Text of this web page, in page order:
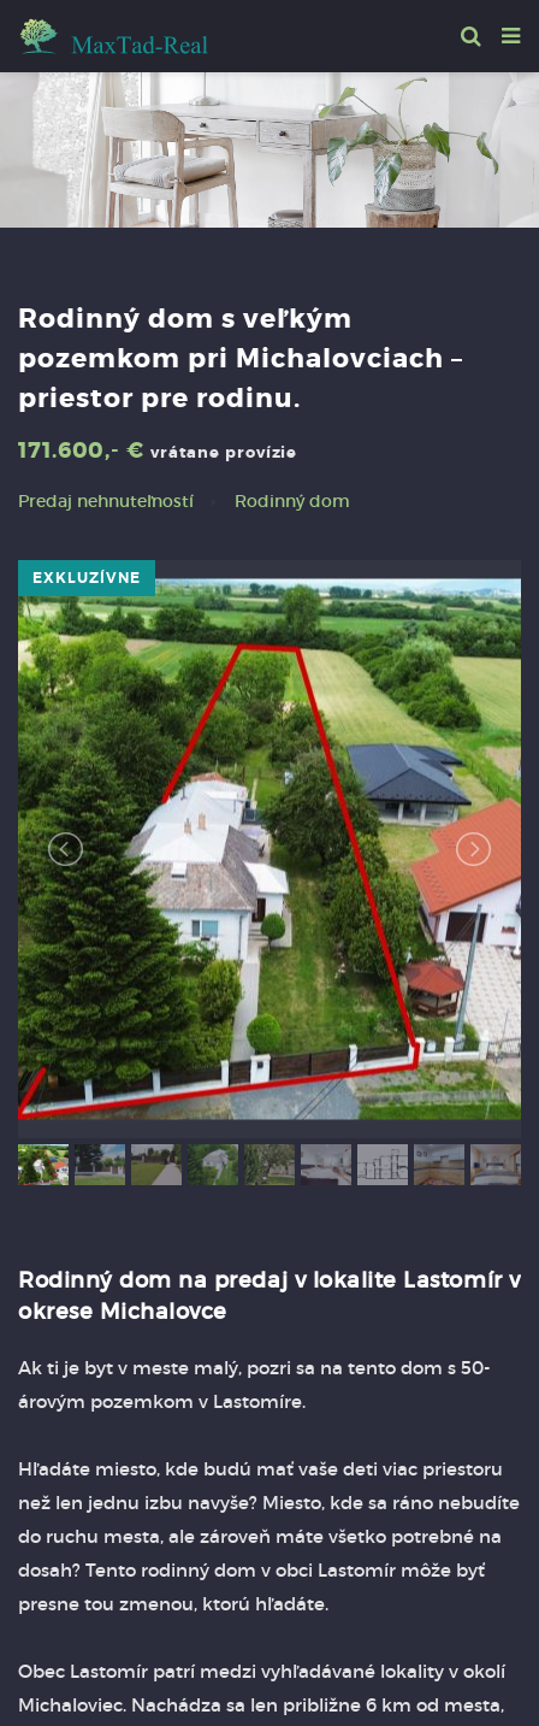
Rodinný dom s veľkým
pozemkom pri Michalovciach –
priestor pre rodinu.
171.600,- € vrátane provízie
Predaj nehnuteľností Rodinný dom
EXKLUZÍVNE
Rodinný dom na predaj v lokalite Lastomír v
okrese Michalovce
Ak ti je byt v meste malý, pozri sa na tento dom s 50-
árovým pozemkom v Lastomíre.
Hľadáte miesto, kde budú mať vaše deti viac priestoru
než len jednu izbu navyše? Miesto, kde sa ráno nebudíte
do ruchu mesta, ale zároveň máte všetko potrebné na
dosah? Tento rodinný dom v obci Lastomír môže byť
presne tou zmenou, ktorú hľadáte.
Obec Lastomír patrí medzi vyhľadávané lokality v okolí
Michaloviec. Nachádza sa len približne 6 km od mesta,